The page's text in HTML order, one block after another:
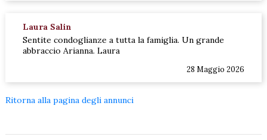
Laura Salin
Sentite condoglianze a tutta la famiglia. Un grande
abbraccio Arianna. Laura
28 Maggio 2026
Ritorna alla pagina degli annunci